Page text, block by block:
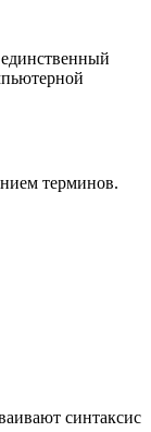
терминов.
синтаксис